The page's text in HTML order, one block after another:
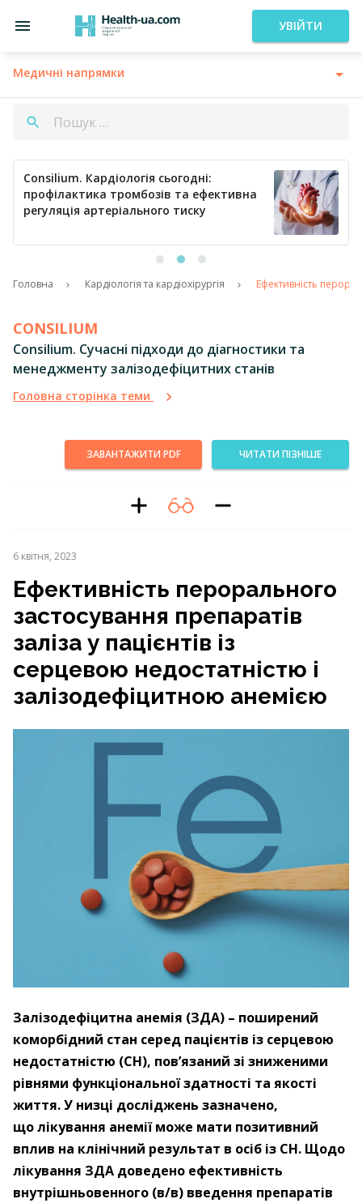
УВІЙТИ
Медичні напрямки
Consilium. Кардіологія сьогодні:
профілактика тромбозів та ефективна
регуляція артеріального тиску
Головна Кардіологія та кардіохірургія Ефективність
CONSILIUM
Consilium. Сучасні підходи до діагностики та
менеджменту залізодефіцитних станів
Головна сторінка теми
ЗАВАНТАЖИТИ PDF ЧИТАТИ ПІЗНІШЕ
6 квітня, 2023
Ефективність перорального
застосування препаратів
заліза у пацієнтів із
серцевою недостатністю і
залізодефіцитною анемією
Залізодефіцитна анемія (ЗДА) – ​поширений
коморбідний стан серед пацієнтів із серцевою
недостатністю (СН), пов’язаний зі зниженими
рівнями функціональної здатності та якості
життя. У низці досліджень зазначено,
що лікування анемії може мати позитивний
вплив на клінічний результат в осіб із СН. Щодо
лікування ЗДА доведено ефективність
внутрішньовенного (в/в) введення препаратів